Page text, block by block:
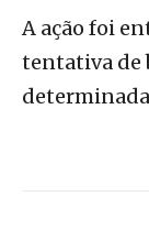
A ação foi
tentativa de